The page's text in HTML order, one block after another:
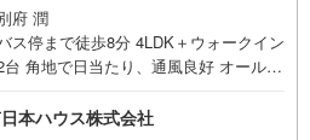
府 潤
ス停まで徒歩8分 4LDK＋ウォークイン
角地で日当たり、通風良好 オール電
環境■・大明公園まで徒歩3分（約220
本ハウス株式会社